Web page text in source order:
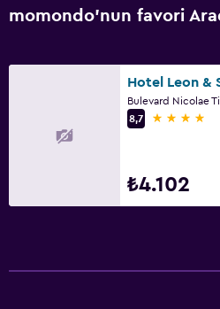
momondo'nun favori
Hotel Leon &
8,7
4 yıldız
₺4.102